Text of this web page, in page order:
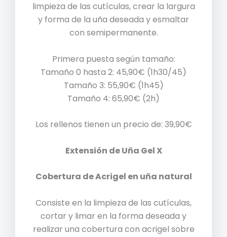
limpieza de las cutículas, crear la largura
y forma de la uña deseada y esmaltar
con semipermanente.
Primera puesta según tamaño:
Tamaño 0 hasta 2: 45,90€ (1h30/45)
Tamaño 3: 55,90€ (1h45)
Tamaño 4: 65,90€ (2h)
Los rellenos tienen un precio de: 39,90€
Extensión de Uña Gel X
Cobertura de Acrigel en uña natural
Consiste en la limpieza de las cutículas,
cortar y limar en la forma deseada y
realizar una cobertura con acrigel sobre